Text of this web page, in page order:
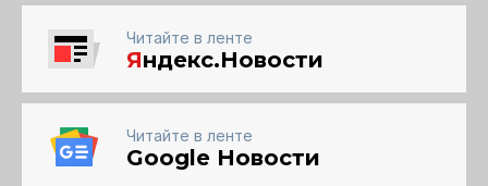
Читайте в ленте
Яндекс.Новости
Читайте в ленте
Google Новости